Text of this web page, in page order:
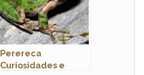
Perereca
Curiosidades e